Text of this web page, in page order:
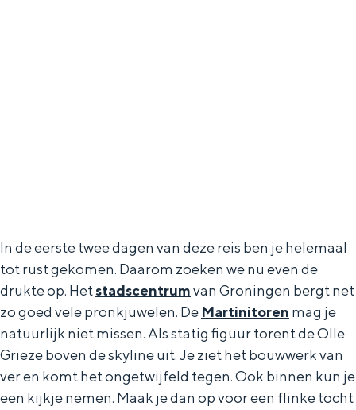
In de eerste twee dagen van deze reis ben je helemaal
tot rust gekomen. Daarom zoeken we nu even de
drukte op. Hetstadscentrumvan Groningen bergt net
zo goed vele pronkjuwelen. De Martinitoren mag je
natuurlijk niet missen. Als statig figuur torent de Olle
Grieze boven de skyline uit. Je ziet het bouwwerk van
ver en komt het ongetwijfeld tegen. Ook binnen kun je
een kijkje nemen. Maak je dan op voor een flinke tocht